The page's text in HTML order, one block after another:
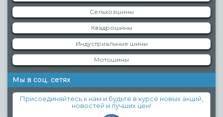
Сельхозшины
Квадрошины
Индустриальные шины
Мотошины
Мы в соц. сетях
Присоединяйтесь к нам и будьте в курсе новых акций,
новостей и лучших цен!